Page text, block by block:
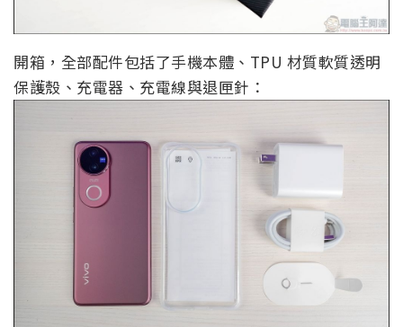
開箱，全部配件包括了手機本體、TPU 材質軟質透明
保護殼、充電器、充電線與退匣針：